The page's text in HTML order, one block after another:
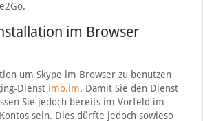
im Browser
um Skype im Browser zu benutzen
Dienst imo.im. Damit Sie den Dienst
Sie jedoch bereits im Vorfeld im
sein. Dies dürfte jedoch sowieso